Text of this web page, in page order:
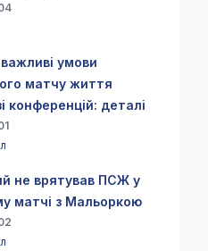
умови
матчу життя
конференцій: деталі
не врятував ПСЖ у
матчі з Мальоркою